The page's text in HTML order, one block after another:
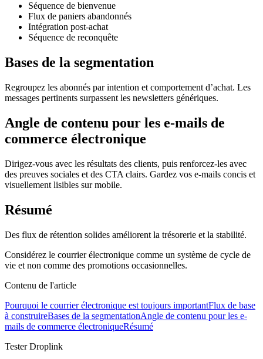
Séquence de bienvenue
Flux de paniers abandonnés
Intégration post-achat
Séquence de reconquête
Bases de la segmentation
Regroupez les abonnés par intention et comportement d’achat. Les
messages pertinents surpassent les newsletters génériques.
Angle de contenu pour les e-mails de
commerce électronique
Dirigez-vous avec les résultats des clients, puis renforcez-les avec
des preuves sociales et des CTA clairs. Gardez vos e-mails concis et
visuellement lisibles sur mobile.
Résumé
Des flux de rétention solides améliorent la trésorerie et la stabilité.
Considérez le courrier électronique comme un système de cycle de
vie et non comme des promotions occasionnelles.
Contenu de l'article
Pourquoi le courrier électronique est toujours importantFlux de base
à construireBases de la segmentationAngle de contenu pour les e-
mails de commerce électroniqueRésumé
Tester Droplink